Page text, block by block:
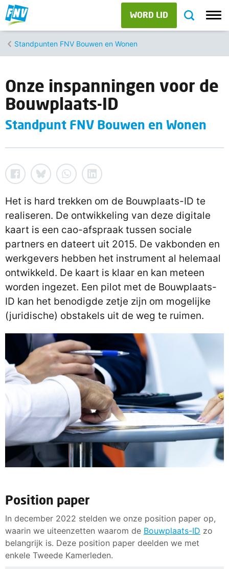
WORD LID
Standpunten FNV Bouwen en Wonen
Onze inspanningen voor de
Bouwplaats-ID
Standpunt FNV Bouwen en Wonen
Het is hard trekken om de Bouwplaats-ID te
realiseren. De ontwikkeling van deze digitale
kaart is een cao-afspraak tussen sociale
partners en dateert uit 2015. De vakbonden en
werkgevers hebben het instrument al helemaal
ontwikkeld. De kaart is klaar en kan meteen
worden ingezet. Een pilot met de Bouwplaats-
ID kan het benodigde zetje zijn om mogelijke
(juridische) obstakels uit de weg te ruimen.
Position paper
In december 2022 stelden we onze position paper op,
waarin we uiteenzetten waarom de Bouwplaats-ID zo
belangrijk is. Deze position paper deelden we met
enkele Tweede Kamerleden.